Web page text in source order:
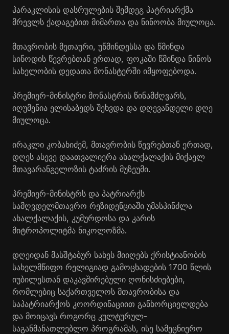
პარაკლისის დასრულების შემდეგ პატრიარქმა
მრევლს ქადაგებით მიმართა და ნინოობა მიულოცა.
მთავრობის მეთაური, უწმინდესსა და წმინდა
სინოდის წევრებთან ერთად, ფოკაში წმინდა ნინოს
სახელობის დედათა მონასტერში იმყოფებოდა.
პრემიერ-მინისტრი მონასტრის წინამძღვარს,
იღუმენია ელისაბედს შეხვდა და დღევანდელი დღე
მიულოცა.
ირაკლი კობახიძემ, მთავრობის წევრებთან ერთად,
დღეს ასევე დაათვალიერა ახალქალაქის მიქაელ
მთავარანგელოზის ტაძრის მუზეუმი.
პრემიერ-მინისტრს და პატრიარქს
სამღვდელმთავრო რეზიდენციაში უმასპინძლა
ახალქალაქის, კუმურდოსა და კარის
მიტროპოლიტმა ნიკოლოზმა.
დღეიდან მასშტაბურ სახეს მიიღებს ქრისტიანობის
სახელმწიფო რელიგიად გამოცხადების 1700 წლის
იუბილესთან დაკავშირებული ღონისძიებები,
რომლებიც საქართველოს მთავრობისა და
საპატრიარქოს კოორდინაციით განხორციელდება
და მოიცავს როგორც კულტურულ-
საგანმანათლებლო პროგრამას, ისე სამეცნიერო